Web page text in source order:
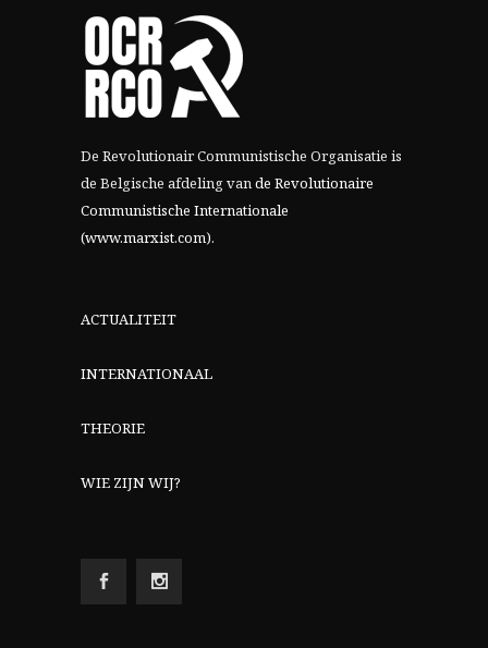
De Revolutionair Communistische Organisatie is
de Belgische afdeling vande Revolutionaire
Communistische Internationale
(www.marxist.com).
ACTUALITEIT
INTERNATIONAAL
THEORIE
WIE ZIJN WIJ?